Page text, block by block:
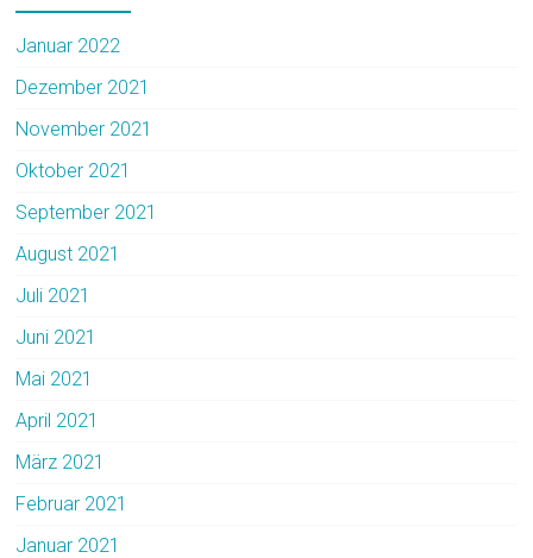
Januar 2022
Dezember 2021
November 2021
Oktober 2021
September 2021
August 2021
Juli 2021
Juni 2021
Mai 2021
April 2021
März 2021
Februar 2021
Januar 2021